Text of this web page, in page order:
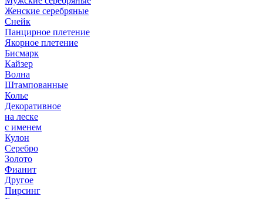
Женские серебряные
Снейк
Панцирное плетение
Якорное плетение
Бисмарк
Кайзер
Волна
Штампованные
Колье
Декоративное
на леске
с именем
Кулон
Серебро
Золото
Фианит
Другое
Пирсинг